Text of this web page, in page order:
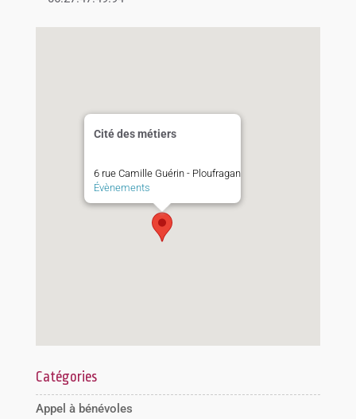
Cité des métiers
6 rue Camille Guérin - Ploufragan
Évènements
Catégories
Appel à bénévoles